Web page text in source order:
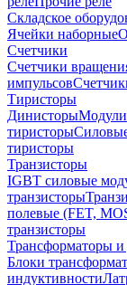
Складское
Ячейки наборные
Счетчики
Счетчики
импульсов
Тиристоры
Динисторы
тиристоры
тиристоры
Транзисторы
IGBT силовые
транзисторы
полевые (FET,
транзисторы
Трансформаторы и
Блоки
индуктивности